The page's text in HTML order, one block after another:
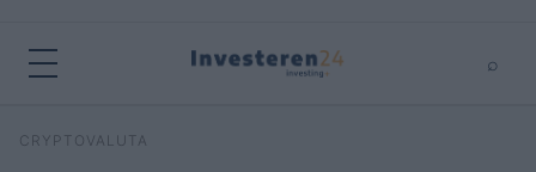
⌕
Zoeken
CRYPTOVALUTA